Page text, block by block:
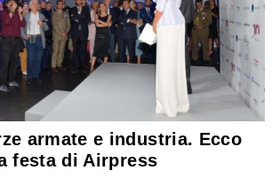
armate e industria. Ecco
festa di Airpress